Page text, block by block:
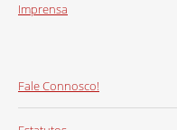
Imprensa
Fale Connosco!